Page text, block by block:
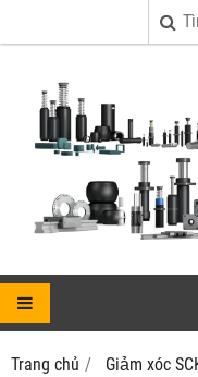
Trang chủ Giảm xóc